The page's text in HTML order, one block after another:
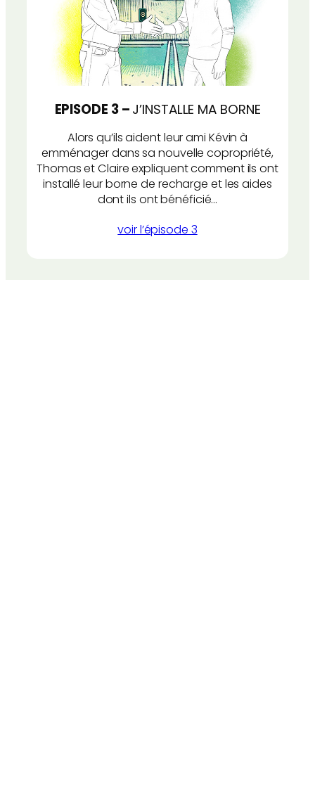
EPISODE 3 – J’INSTALLE MA BORNE
Alors qu’ils aident leur ami Kévin à
emménager dans sa nouvelle copropriété,
Thomas et Claire expliquent comment ils ont
installé leur borne de recharge et les aides
dont ils ont bénéficié…
voir l’épisode 3